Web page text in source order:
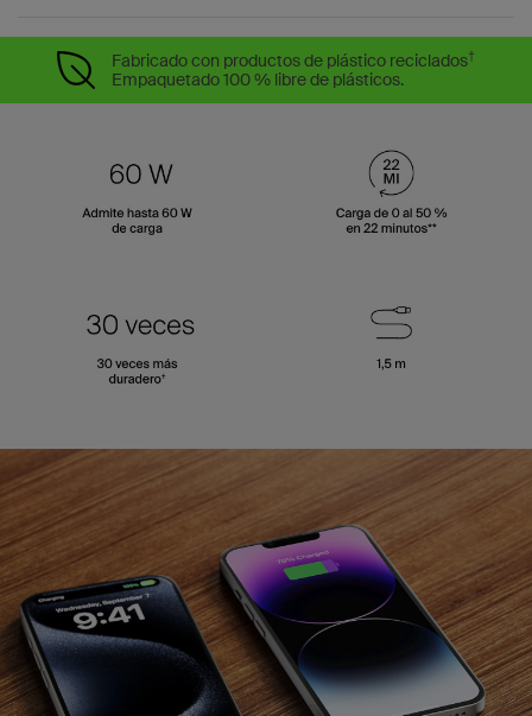
Fabricado con productos de plástico reciclados†
Empaquetado 100 % libre de plásticos.